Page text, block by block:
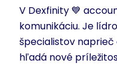
V Dexfinity 💙
komunikáciu. Je
špecialistov
hľadá nové